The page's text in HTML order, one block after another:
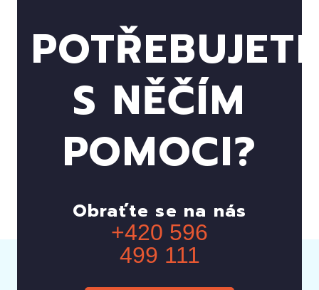
S NĚČÍM
POMOCI?
Obraťte se na nás
+420 596
499 111